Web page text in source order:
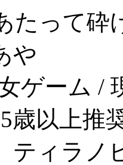
たって砕
や
ゲーム /
歳以上推
ティラノ